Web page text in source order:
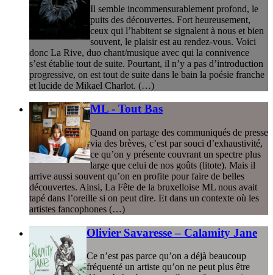
Il semble incommensurablement profond, le
puits des découvertes. Fort heureusement,
ceux qui l’habitent se signalent à nous et bien
souvent, le plaisir est au rendez-vous. Voici
donc La Rive, duo chant/musique avec qui la connivence
s’est établie tout de suite. Pourtant, il n’y a pas d’introduction
progressive, on est tout de suite dans le bain la poésie franche
et lucide de Mikael Charlot. (…)
ML - Tout Bas
Quand on partage des communiqués de presse
via des brèves, c’est par souci d’exhaustivité,
ce qu’on y présente couvrant un spectre plus
large que celui de nos goûts (litote). Mais il
arrive aussi souvent qu’on en profite pour faire de belles
découvertes. Ainsi, La Fête de la bruxelloise ML nous avait
tapé dans l’oreille si on peut dire. Et dans un contexte où les
artistes fancophones (…)
Olivier Savaresse – Calamity Jane
Ce n’est pas parce qu’on a déjà beaucoup
fréquenté un artiste qu’on ne peut plus être